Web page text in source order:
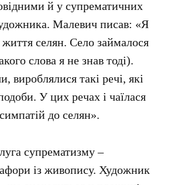
й у супрематичних
Малевич писав: «Я
життя селян. Село займалося
слова я не знав тоді).
вироблялися такі речі, які
У цих речах і чаїлася
до селян».
супрематизму –
із живопису. Художник